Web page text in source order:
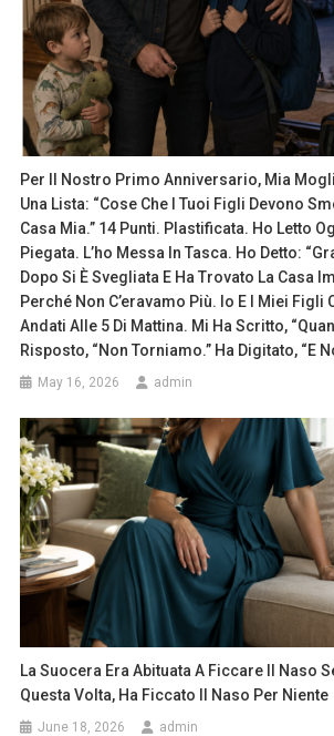
Per Il Nostro Primo Anniversario, Mia
Una Lista: “Cose Che I Tuoi Figli Devono
Casa Mia.” 14 Punti. Plastificata. Ho Letto
Piegata. L’ho Messa In Tasca. Ho Detto:
Dopo Si È Svegliata E Ha Trovato La Casa
Perché Non C’eravamo Più. Io E I Miei Figli
Andati Alle 5 Di Mattina. Mi Ha Scritto,
Risposto, “Non Torniamo.” Ha Digitato, “E
May 16, 2026 admin
La Suocera Era Abituata A Ficcare Il Naso
Questa Volta, Ha Ficcato Il Naso Per Niente
June 18, 2026 admin